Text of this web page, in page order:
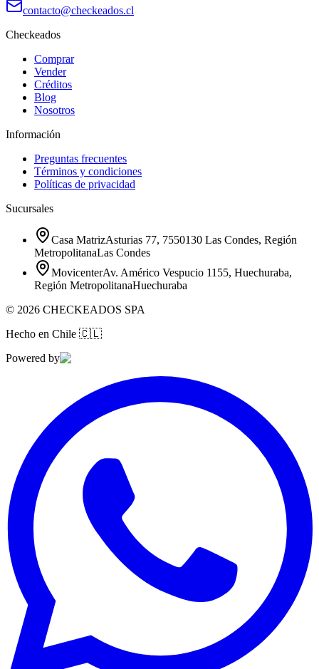
contacto@checkeados.cl
Checkeados
Comprar
Vender
Créditos
Blog
Nosotros
Información
Preguntas frecuentes
Términos y condiciones
Políticas de privacidad
Sucursales
Casa MatrizAsturias 77, 7550130 Las Condes, Región
MetropolitanaLas Condes
MovicenterAv. Américo Vespucio 1155, Huechuraba,
Región MetropolitanaHuechuraba
© 2026 CHECKEADOS SPA
Hecho en Chile 🇨🇱
Powered by